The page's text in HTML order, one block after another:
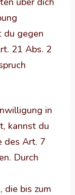
du gegen
21 Abs. 2
in
kannst du
des Art. 7
Durch
die bis zum